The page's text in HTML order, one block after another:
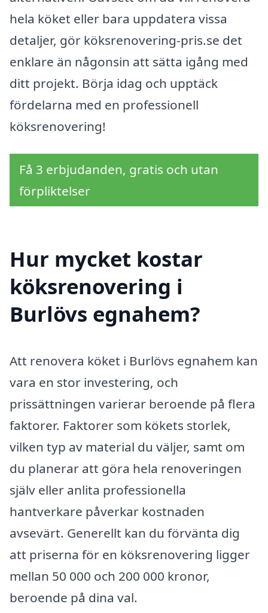
hela köket eller bara uppdatera vissa
detaljer, gör köksrenovering-pris.se det
enklare än någonsin att sätta igång med
ditt projekt. Börja idag och upptäck
fördelarna med en professionell
köksrenovering!
Få 3 erbjudanden, gratis och utan
förpliktelser
Hur mycket kostar
köksrenovering i
Burlövs egnahem?
Att renovera köket i Burlövs egnahem kan
vara en stor investering, och
prissättningen varierar beroende på flera
faktorer. Faktorer som kökets storlek,
vilken typ av material du väljer, samt om
du planerar att göra hela renoveringen
själv eller anlita professionella
hantverkare påverkar kostnaden
avsevärt. Generellt kan du förvänta dig
att priserna för en köksrenovering ligger
mellan 50 000 och 200 000 kronor,
beroende på dina val.